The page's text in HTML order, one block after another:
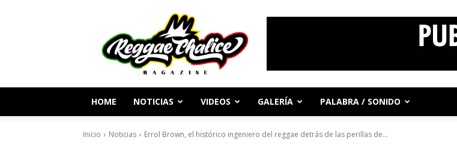
Periodismo
y
Cultura
Reggae
HOME NOTICIAS VIDEOS GALERÍA PALABRA / SONIDO
Inicio Noticias Errol Brown, el histórico ingeniero del reggae detrás de las perillas de...